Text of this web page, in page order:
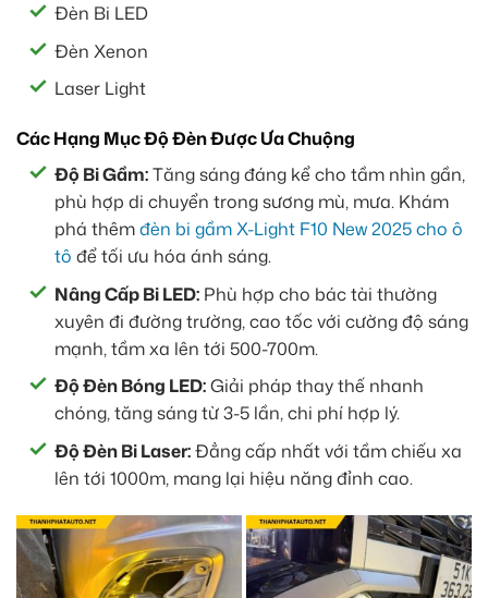
Đèn Bi LED
Đèn Xenon
Laser Light
Các Hạng Mục Độ Đèn Được Ưa Chuộng
Độ Bi Gầm:Tăng sáng đáng kể cho tầm nhìn gần,
phù hợp di chuyển trong sương mù, mưa. Khám
phá thêmđèn bi gầm X-Light F10 New 2025 cho ô
tô để tối ưu hóa ánh sáng.
Nâng Cấp Bi LED: Phù hợp cho bác tài thường
xuyên đi đường trường, cao tốc với cường độ sáng
mạnh, tầm xa lên tới 500-700m.
Độ Đèn Bóng LED:Giải pháp thay thế nhanh
chóng, tăng sáng từ 3-5 lần, chi phí hợp lý.
Độ Đèn Bi Laser:Đẳng cấp nhất với tầm chiếu xa
lên tới 1000m, mang lại hiệu năng đỉnh cao.